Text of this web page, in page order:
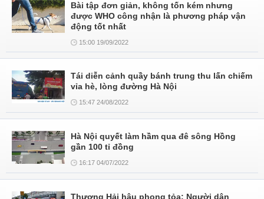
Bài tập đơn giản, không tốn kém nhưng
được WHO công nhận là phương pháp vận
động tốt nhất
15:00 19/09/2022
Tái diễn cảnh quầy bánh trung thu lấn chiếm
vỉa hè, lòng đường Hà Nội
15:47 24/08/2022
Hà Nội quyết làm hầm qua đê sông Hồng
gần 100 tỉ đồng
16:17 04/07/2022
Thượng Hải hậu phong tỏa: Người dân